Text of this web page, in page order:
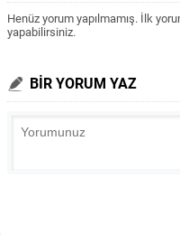
Henüz yorum yapılmamış. İlk
yapabilirsiniz.
BİR YORUM YAZ